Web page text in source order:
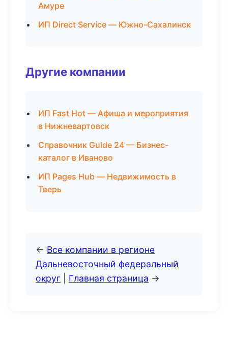
Амуре
ИП Direct Service — Южно-Сахалинск
Другие компании
ИП Fast Hot — Афиша и мероприятия
в Нижневартовск
Справочник Guide 24 — Бизнес-
каталог в Иваново
ИП Pages Hub — Недвижимость в
Тверь
← Все компании в регионе
Дальневосточный федеральный
округ
Главная страница →